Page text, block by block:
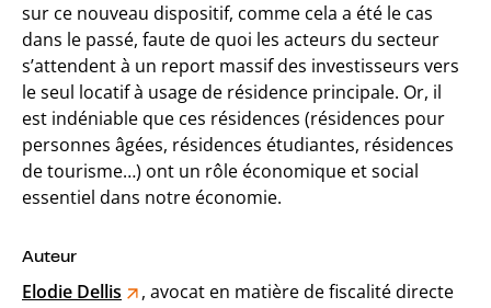
sur ce nouveau dispositif, comme cela a été le cas
dans le passé, faute de quoi les acteurs du secteur
s’attendent à un report massif des investisseurs vers
le seul locatif à usage de résidence principale. Or, il
est indéniable que ces résidences (résidences pour
personnes âgées, résidences étudiantes, résidences
de tourisme…) ont un rôle économique et social
essentiel dans notre économie.
Auteur
Elodie Dellis , avocat en matière de fiscalité directe